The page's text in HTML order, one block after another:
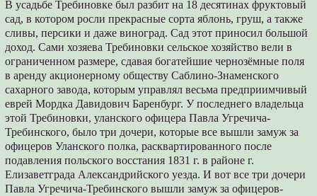
В усадьбе Требиновке был разбит на 18 десятинах фруктовый
сад, в котором росли прекрасные сорта яблонь, груш, а также
сливы, персики и даже виноград. Сад этот приносил большой
доход. Сами хозяева Требиновки сельское хозяйство вели в
ограниченном размере, сдавая богатейшие чернозёмные поля
в аренду акционерному обществу Саблино-Знаменского
сахарного завода, которым управлял весьма предприимчивый
еврей Мордка Давидович Баренбург. У последнего владельца
этой Требиновки, уланского офицера Павла Угречича-
Требинского, было три дочери, которые все вышли замуж за
офицеров Уланского полка, расквартированного после
подавления польского восстания 1831 г. в районе г.
Елизаветграда Александрийского уезда. И вот все три дочери
Павла Угречича-Требинского вышли замуж за офицеров-